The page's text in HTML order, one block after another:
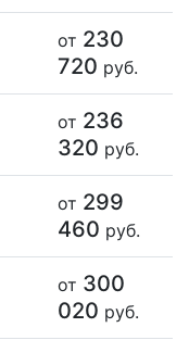
от 230
720 руб.
от 236
320 руб.
от 299
460 руб.
от 300
020 руб.